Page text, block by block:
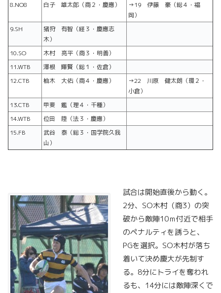
8.NO8
白子 雄太郎（商２・慶應）
→19 伊藤 豪（総４・福
岡）
9.SH
猪狩 有智（経３・慶應志
木）
10.SO
木村 亮平（商３・明善）
11.WTB
澤根 輝賢（総１・佐倉）
12.CTB
柚木 大佑（商４・慶應）
→22 川原 健太朗（環２・
小倉）
13.CTB
甲斐 鑑（理４・千種）
14.WTB
位田 陸（法３・慶應）
15.FB
武谷 泰（総３・国学院久我
山）
試合は開始直後から動く。
2分、SO木村（商3）の突
破から敵陣10ｍ付近で相手
のペナルティを誘うと、
PGを選択。SO木村が落ち
着いて決め慶大が先制す
る。8分にトライを奪われ
るも、14分には敵陣深くで